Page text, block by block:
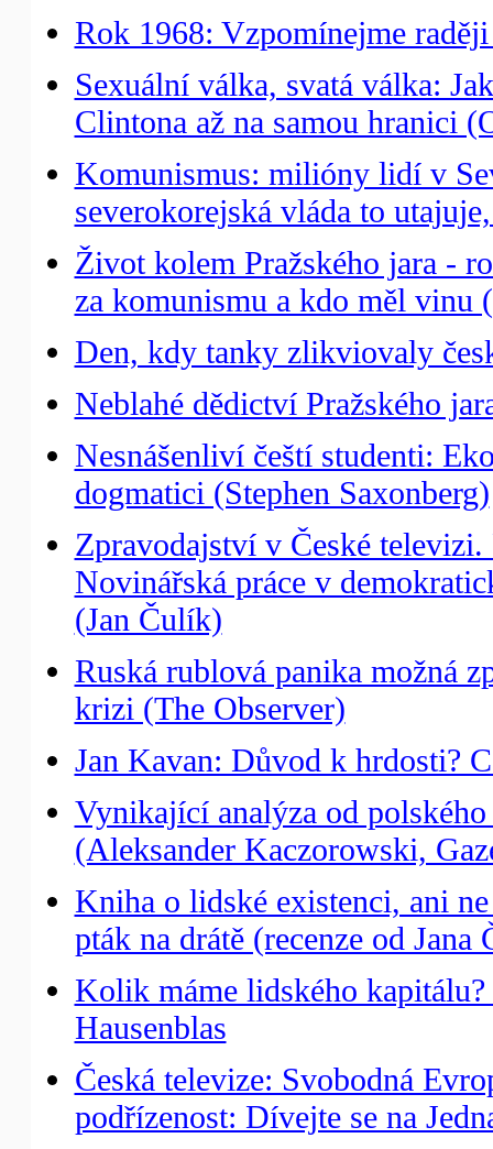
Rok 1968: Vzpomínejme
Sexuální válka, svatá válka:
Clintona až na samou hranici
Komunismus: milióny lidí v
severokorejská vláda to
Život kolem Pražského jara -
za komunismu a kdo měl vinu
Den, kdy tanky zlikviovaly
Neblahé dědictví Pražského
Nesnášenliví čeští studenti:
dogmatici (Stephen Saxonberg)
Zpravodajství v České
Novinářská práce v
(Jan Čulík)
Ruská rublová panika možná
krizi (The Observer)
Jan Kavan: Důvod k hrdosti?
Vynikající analýza od
(Aleksander Kaczorowski,
Kniha o lidské existenci, ani
pták na drátě (recenze od Jana
Kolik máme lidského
Hausenblas
Česká televize: Svobodná
podřízenost: Dívejte se na